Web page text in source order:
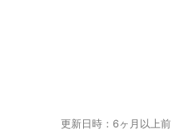
更新日時：6ヶ月以上前